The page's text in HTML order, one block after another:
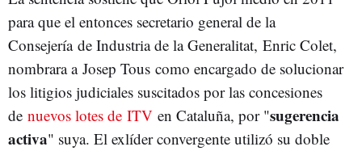
para que el entonces secretario general de la
Consejería de Industria de la Generalitat, Enric Colet,
nombrara a Josep Tous como encargado de solucionar
los litigios judiciales suscitados por las concesiones
de nuevos lotes de ITV en Cataluña, por "sugerencia
activa" suya. El exlíder convergente utilizó su doble